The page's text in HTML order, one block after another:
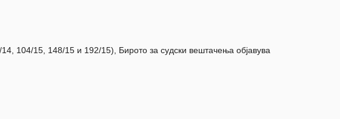
104/15, 148/15 и 192/15), Бирото за судски вештачења објавува